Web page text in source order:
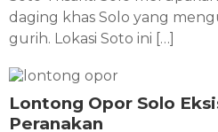
daging khas Solo yang
gurih. Lokasi Soto ini […]
Lontong Opor Solo
Peranakan